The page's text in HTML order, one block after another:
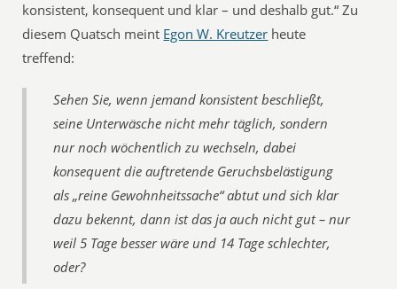
konsistent, konsequent und klar – und deshalb gut.“ Zu
diesem Quatsch meint Egon W. Kreutzer heute
treffend:
Sehen Sie, wenn jemand konsistent beschließt,
seine Unterwäsche nicht mehr täglich, sondern
nur noch wöchentlich zu wechseln, dabei
konsequent die auftretende Geruchsbelästigung
als „reine Gewohnheitssache“ abtut und sich klar
dazu bekennt, dann ist das ja auch nicht gut – nur
weil 5 Tage besser wäre und 14 Tage schlechter,
oder?